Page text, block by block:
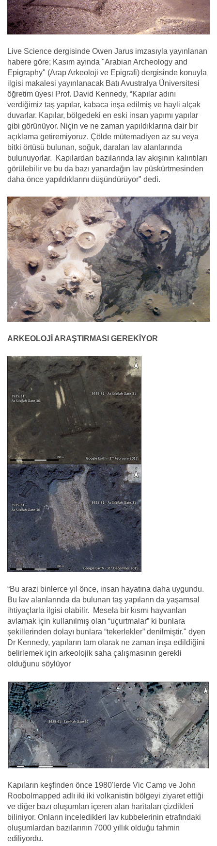
Live Science dergisinde Owen Jarus imzasıyla yayınlanan
habere göre; Kasım ayında "Arabian Archeology and
Epigraphy" (Arap Arkeoloji ve Epigrafi) dergisinde konuyla
ilgisi makalesi yayınlanacak Batı Avustralya Üniversitesi
öğretim üyesi Prof. David Kennedy, “Kapılar adını
verdiğimiz taş yapılar, kabaca inşa edilmiş ve hayli alçak
duvarlar. Kapılar, bölgedeki en eski insan yapımı yapılar
gibi görünüyor. Niçin ve ne zaman yapıldıklarına dair bir
açıklama getiremiyoruz. Çölde mütemadiyen az su veya
bitki örtüsü bulunan, soğuk, daralan lav alanlarında
bulunuyorlar.
Kapılardan bazılarında lav akışının kalıntıları
görülebilir ve bu da bazı yanardağın lav püskürtmesinden
daha önce yapıldıklarını düşündürüyor" dedi.
ARKEOLOJİ ARAŞTIRMASI GEREKİYOR
“Bu arazi binlerce yıl önce, insan hayatına daha uygundu.
Bu lav alanlarında da bulunan taş yapıların da yaşamsal
ihtiyaçlarla ilgisi olabilir. Mesela bir kısmı hayvanları
avlamak için kullanılmış olan “uçurtmalar” ki bunlara
şekillerinden dolayı bunlara “tekerlekler” denilmiştir." dyen
Dr Kennedy, yapıların tam olarak ne zaman inşa edildiğini
belirlemek için arkeolojik saha çalışmasının gerekli
olduğunu söylüyor
Kapıların keşfinden önce 1980'lerde Vic Camp ve John
Roobolmapped adlı iki iki volkanistin bölgeyi ziyaret ettiği
ve diğer bazı oluşumları içeren alan haritaları çizdikleri
biliniyor. Onların inceledikleri lav kubbelerinin etrafındaki
oluşumlardan bazılarının 7000 yıllık olduğu tahmin
ediliyordu.